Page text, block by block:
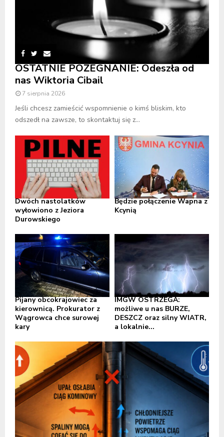
OSTATNIE POŻEGNANIE: Odeszła od
nas Wiktoria Cibail
7 sierpnia 2026
Jeśli chcesz zamieścić wspomnienie o kimś bliskim, kto
odszedł na zawsze, to skontaktuj się z...
Dwóch nastolatków
wyłowiono z Jeziora
Durowskiego
Będzie połączenie Wapna z
Kcynią
Pijany obcokrajowiec za
kierownicą. Prokurator z
Wągrowca chce surowej
kary
IMGW OSTRZEGA:
możliwe u nas BURZE,
DESZCZ oraz silny WIATR,
a lokalnie...